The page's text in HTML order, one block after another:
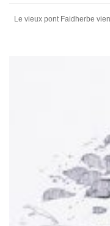
Le vieux pont Faidherbe